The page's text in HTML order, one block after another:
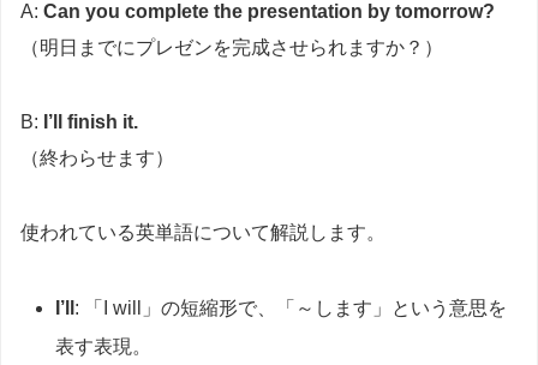
A: Can you complete the presentation by tomorrow?
（明日までにプレゼンを完成させられますか？）
B: I’ll finish it.
（終わらせます）
使われている英単語について解説します。
I’ll : 「I will」の短縮形で、「～します」という意思を
表す表現。